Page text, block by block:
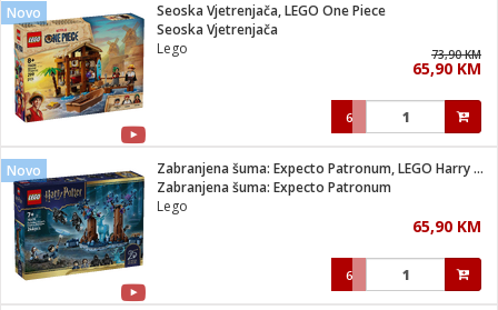
Novo
Seoska Vjetrenjača, LEGO One Piece
Seoska Vjetrenjača
Lego
73,90 KM
65,90 KM
6
Novo
Zabranjena šuma: Expecto Patronum, LEGO Harry Potter
Zabranjena šuma: Expecto Patronum
Lego
65,90 KM
6